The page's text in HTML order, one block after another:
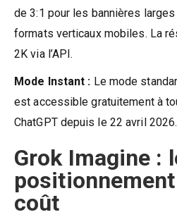
de 3:1 pour les bannières larges
formats verticaux mobiles. La
2K via l’API.
Mode Instant : Le mode
est accessible gratuitement à
ChatGPT depuis le 22 avril 2026.
Grok Imagine :
coût